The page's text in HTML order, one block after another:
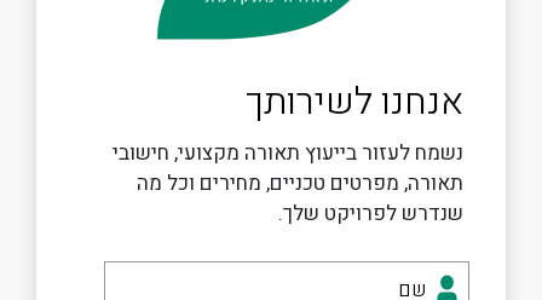
אנחנו לשירותך
נשמח לעזור בייעוץ תאורה מקצועי, חישובי
תאורה, מפרטים טכניים, מחירים וכל מה
שנדרש לפרויקט שלך.